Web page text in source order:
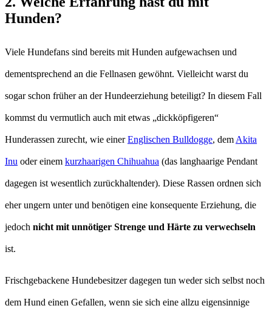
Hunden?
Viele Hundefans sind bereits mit Hunden aufgewachsen und
dementsprechend an die Fellnasen gewöhnt. Vielleicht warst du
sogar schon früher an der Hundeerziehung beteiligt? In diesem Fall
kommst du vermutlich auch mit etwas „dickköpfigeren“
Hunderassen zurecht, wie einerEnglischen Bulldogge, dem Akita
Inu oder einem kurzhaarigen Chihuahua (das langhaarige Pendant
dagegen ist wesentlich zurückhaltender). Diese Rassen ordnen sich
eher ungern unter und benötigen eine konsequente Erziehung, die
jedoch nicht mit unnötiger Strenge und Härte zu verwechseln
ist.
Frischgebackene Hundebesitzer dagegen tun weder sich selbst noch
dem Hund einen Gefallen, wenn sie sich eine allzu eigensinnige